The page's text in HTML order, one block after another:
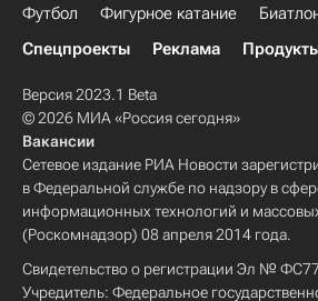
Футбол Фигурное катание
Спецпроекты
Реклама
Версия 2023.1 Beta
© 2026 МИА «Россия сегодня»
Вакансии
Сетевое издание РИА Новости
в Федеральной службе по надзору в
информационных технологий и
(Роскомнадзор) 08 апреля 2014 года.
Свидетельство о регистрации Эл №
Учредитель: Федеральное